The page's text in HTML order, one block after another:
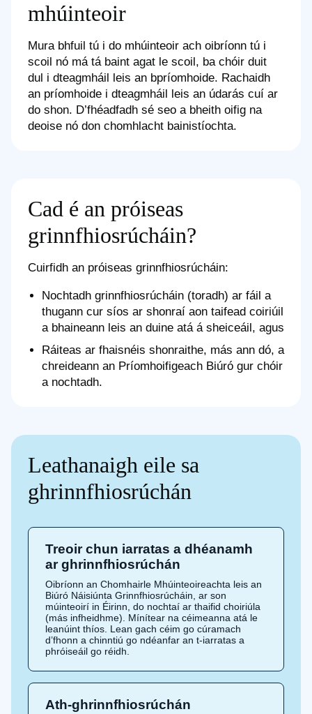
mhúinteoir
Mura bhfuil tú i do mhúinteoir ach oibríonn tú i
scoil nó má tá baint agat le scoil, ba chóir duit
dul i dteagmháil leis an bpríomhoide. Rachaidh
an príomhoide i dteagmháil leis an údarás cuí ar
do shon. D’fhéadfadh sé seo a bheith oifig na
deoise nó don chomhlacht bainistíochta.
Cad é an próiseas
grinnfhiosrúcháin?
Cuirfidh an próiseas grinnfhiosrúcháin:
Nochtadh grinnfhiosrúcháin (toradh) ar fáil a
thugann cur síos ar shonraí aon taifead coiriúil
a bhaineann leis an duine atá á sheiceáil, agus
Ráiteas ar fhaisnéis shonraithe, más ann dó, a
chreideann an Príomhoifigeach Biúró gur chóir
a nochtadh.
Leathanaigh eile sa
ghrinnfhiosrúchán
Treoir chun iarratas a dhéanamh
ar ghrinnfhiosrúchán
Oibríonn an Chomhairle Mhúinteoireachta leis an
Biúró Náisiúnta Grinnfhiosrúcháin, ar son
múinteoirí in Éirinn, do nochtaí ar thaifid choiriúla
(más infheidhme). Mínítear na céimeanna atá le
leanúint thíos. Lean gach céim go cúramach
d’fhonn a chinntiú go ndéanfar an t-iarratas a
phróiseáil go réidh.
Ath-ghrinnfhiosrúchán